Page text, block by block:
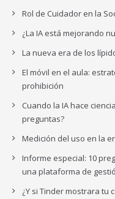
Rol de Cuidador en la
¿La IA está mejorando
La nueva era de los
El móvil en el aula:
prohibición
Cuando la IA hace
preguntas?
Medición del uso en la
Informe especial: 10
una plataforma de
¿Y si Tinder mostrara tu